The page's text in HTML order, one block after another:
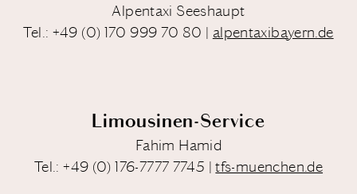
Alpentaxi Seeshaupt
Tel.: +49 (0) 170 999 70 80 | alpentaxibayern.de
Limousinen-Service
Fahim Hamid
Tel.: +49 (0) 176-7777 7745 |tfs-muenchen.de